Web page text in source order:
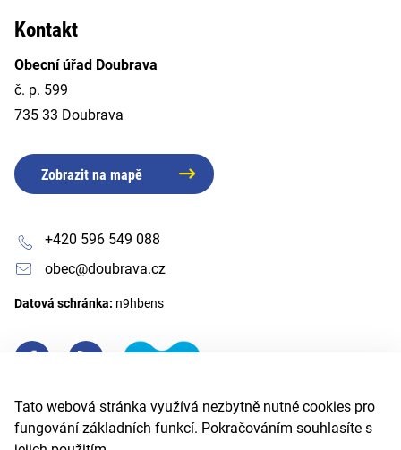
Tato webová stránka využívá nezbytně nutné cookies pro
fungování základních funkcí. Pokračováním souhlasíte s
Kontakt
Obecní úřad Doubrava
č. p. 599
735 33 Doubrava
Zobrazit na mapě
+420 596 549 088
obec@doubrava.cz
Datová schránka: n9hbens